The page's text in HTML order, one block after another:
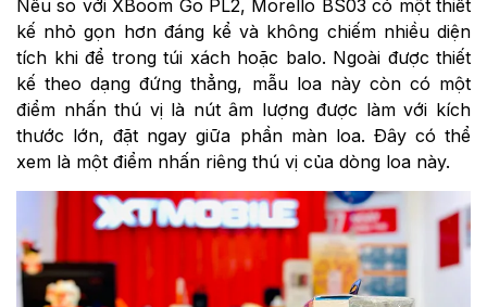
Nếu so với XBoom Go PL2, Morello BS03 có một thiết
kế nhỏ gọn hơn đáng kể và không chiếm nhiều diện
tích khi để trong túi xách hoặc balo. Ngoài được thiết
kế theo dạng đứng thẳng, mẫu loa này còn có một
điểm nhấn thú vị là nút âm lượng được làm với kích
thước lớn, đặt ngay giữa phần màn loa. Đây có thể
xem là một điểm nhấn riêng thú vị của dòng loa này.